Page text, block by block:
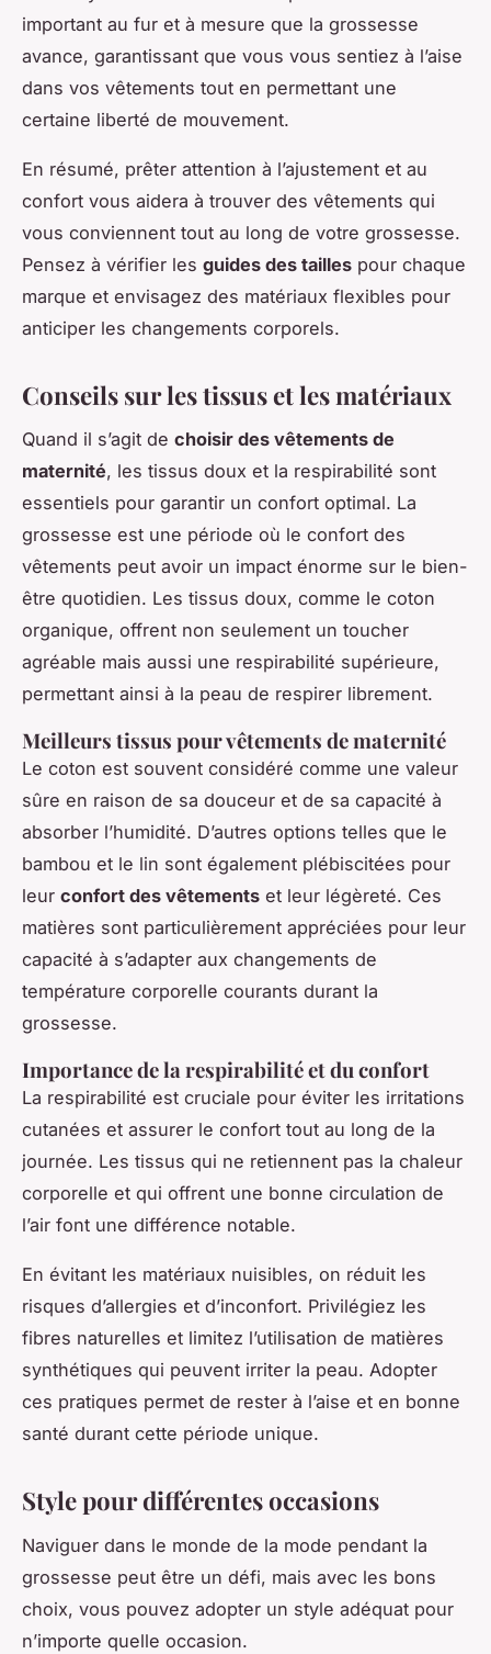
important au fur et à mesure que la grossesse
avance, garantissant que vous vous sentiez à l’aise
dans vos vêtements tout en permettant une
certaine liberté de mouvement.
En résumé, prêter attention à l’ajustement et au
confort vous aidera à trouver des vêtements qui
vous conviennent tout au long de votre grossesse.
Pensez à vérifier les guides des tailles pour chaque
marque et envisagez des matériaux flexibles pour
anticiper les changements corporels.
Conseils sur les tissus et les matériaux
Quand il s’agit de choisir des vêtements de
maternité, les tissus doux et la respirabilité sont
essentiels pour garantir un confort optimal. La
grossesse est une période où le confort des
vêtements peut avoir un impact énorme sur le bien-
être quotidien. Les tissus doux, comme le coton
organique, offrent non seulement un toucher
agréable mais aussi une respirabilité supérieure,
permettant ainsi à la peau de respirer librement.
Meilleurs tissus pour vêtements de maternité
Le coton est souvent considéré comme une valeur
sûre en raison de sa douceur et de sa capacité à
absorber l’humidité. D’autres options telles que le
bambou et le lin sont également plébiscitées pour
leur confort des vêtements et leur légèreté. Ces
matières sont particulièrement appréciées pour leur
capacité à s’adapter aux changements de
température corporelle courants durant la
grossesse.
Importance de la respirabilité et du confort
La respirabilité est cruciale pour éviter les irritations
cutanées et assurer le confort tout au long de la
journée. Les tissus qui ne retiennent pas la chaleur
corporelle et qui offrent une bonne circulation de
l’air font une différence notable.
En évitant les matériaux nuisibles, on réduit les
risques d’allergies et d’inconfort. Privilégiez les
fibres naturelles et limitez l’utilisation de matières
synthétiques qui peuvent irriter la peau. Adopter
ces pratiques permet de rester à l’aise et en bonne
santé durant cette période unique.
Style pour différentes occasions
Naviguer dans le monde de la mode pendant la
grossesse peut être un défi, mais avec les bons
choix, vous pouvez adopter un style adéquat pour
n’importe quelle occasion.